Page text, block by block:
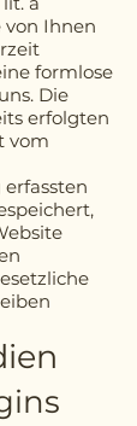
von Ihnen
formlose
Die
erfolgten
vom